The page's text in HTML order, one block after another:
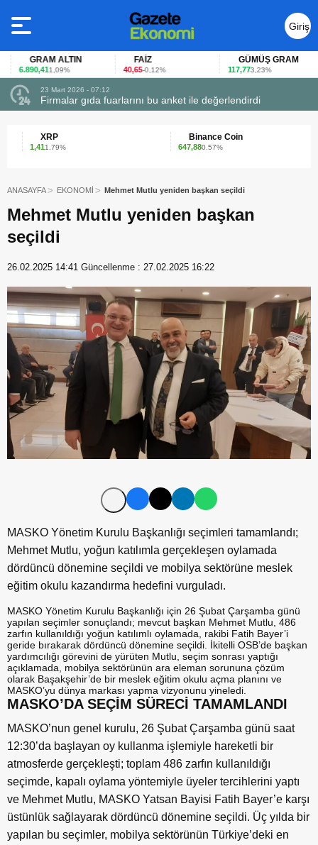
Giriş
Yap
GRAM ALTIN
6.890,411,09%
FAİZ
40,65-0,12%
GÜMÜŞ GRAM
117,773,23%
23 Mart 2026 - 07:12
Firmalar gıda fuarlarını bu anket ile değerlendirdi
XRP
1,41 1.79%
Binance Coin
647,880.57%
ANASAYFA EKONOMİ Mehmet Mutlu yeniden başkan seçildi
Mehmet Mutlu yeniden başkan
seçildi
26.02.2025 14:41 Güncellenme : 27.02.2025 16:22
MASKO Yönetim Kurulu Başkanlığı seçimleri tamamlandı;
Mehmet Mutlu, yoğun katılımla gerçekleşen oylamada
dördüncü dönemine seçildi ve mobilya sektörüne meslek
eğitim okulu kazandırma hedefini vurguladı.
MASKO Yönetim Kurulu Başkanlığı için 26 Şubat Çarşamba günü
yapılan seçimler sonuçlandı; mevcut başkan Mehmet Mutlu, 486
zarfın kullanıldığı yoğun katılımlı oylamada, rakibi Fatih Bayer’i
geride bırakarak dördüncü dönemine seçildi. İkitelli OSB’de başkan
yardımcılığı görevini de yürüten Mutlu, seçim sonrası yaptığı
açıklamada, mobilya sektörünün ara eleman sorununa çözüm
olarak Başakşehir’de bir meslek eğitim okulu açma planını ve
MASKO’yu dünya markası yapma vizyonunu yineledi.
MASKO’DA SEÇİM SÜRECİ TAMAMLANDI
MASKO’nun genel kurulu, 26 Şubat Çarşamba günü saat
12:30’da başlayan oy kullanma işlemiyle hareketli bir
atmosferde gerçekleşti; toplam 486 zarfın kullanıldığı
seçimde, kapalı oylama yöntemiyle üyeler tercihlerini yaptı
ve Mehmet Mutlu, MASKO Yatsan Bayisi Fatih Bayer’e karşı
üstünlük sağlayarak dördüncü dönemine seçildi. Üç yılda bir
yapılan bu seçimler, mobilya sektörünün Türkiye’deki en